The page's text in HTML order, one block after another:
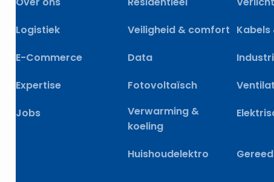
Logistiek
E-Commerce
Expertise
Jobs
Veiligheid & comfort
Data
Fotovoltaïsch
Verwarming &
koeling
Huishoudelektro